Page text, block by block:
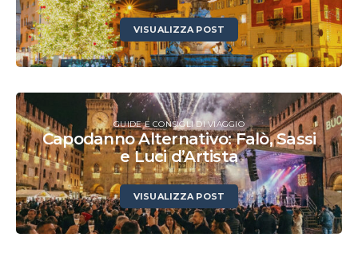
VISUALIZZA POST
GUIDE E CONSIGLI DI VIAGGIO
Capodanno Alternativo: Falò, Sassi
e Luci d’Artista
VISUALIZZA POST